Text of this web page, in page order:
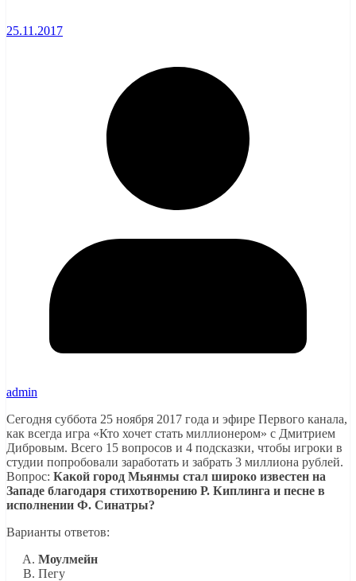
25.11.2017
admin
Сегодня суббота 25 ноября 2017 года и эфире Первого канала,
как всегда игра «Кто хочет стать миллионером» с Дмитрием
Дибровым. Всего 15 вопросов и 4 подсказки, чтобы игроки в
студии попробовали заработать и забрать 3 миллиона рублей.
Вопрос: Какой город Мьянмы стал широко известен на
Западе благодаря стихотворению Р. Киплинга и песне в
исполнении Ф. Синатры?
Варианты ответов:
Моулмейн
Пегу